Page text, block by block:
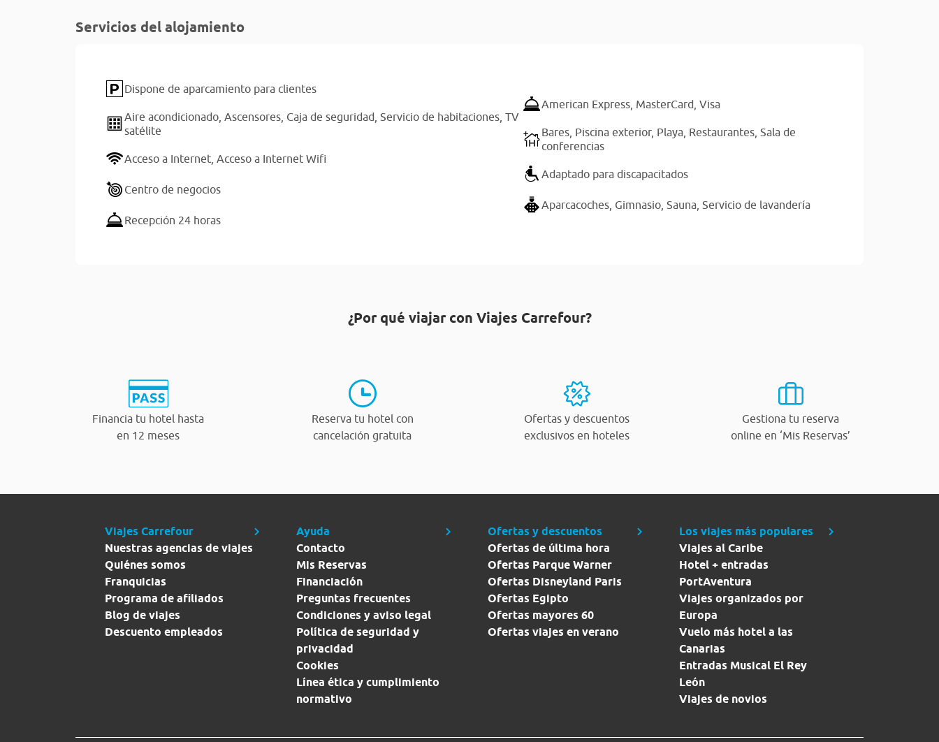
Servicios del alojamiento
Dispone de aparcamiento para clientes
Aire acondicionado, Ascensores, Caja de seguridad, Servicio de habitaciones, TV
satélite
Acceso a Internet, Acceso a Internet Wifi
Centro de negocios
Recepción 24 horas
American Express, MasterCard,Visa
Bares, Piscina exterior, Playa, Restaurantes,Sala de
conferencias
Adaptado para discapacitados
Aparcacoches, Gimnasio,Sauna,Servicio de lavandería
¿Por qué viajar con Viajes Carrefour?
Financia tu hotel hasta
en 12 meses
Reserva tu hotel con
cancelación gratuita
Ofertas y descuentos
exclusivos en hoteles
Gestiona tu reserva
online en ‘Mis Reservas’
Viajes Carrefour
Nuestras agencias de viajes
Quiénes somos
Franquicias
Programa de afiliados
Blog de viajes
Descuento empleados
Ayuda
Contacto
Mis Reservas
Financiación
Preguntas frecuentes
Condiciones y aviso legal
Política de seguridad y
privacidad
Cookies
Línea ética y cumplimiento
normativo
Ofertas y descuentos
Ofertas de última hora
Ofertas Parque Warner
Ofertas Disneyland Paris
Ofertas Egipto
Ofertas mayores 60
Ofertas viajes en verano
Los viajes más populares
Viajes al Caribe
Hotel + entradas
PortAventura
Viajes organizados por
Europa
Vuelo más hotel a las
Canarias
Entradas Musical El Rey
León
Viajes de novios